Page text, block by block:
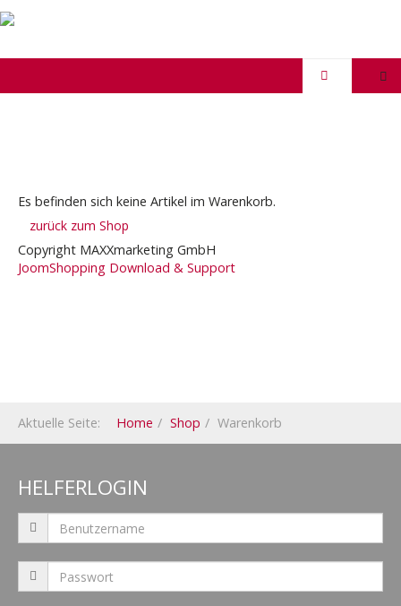
Es befinden sich keine Artikel im Warenkorb.
zurück zum Shop
Copyright MAXXmarketing GmbH
JoomShopping Download & Support
Aktuelle Seite: Home Shop Warenkorb
HELFERLOGIN